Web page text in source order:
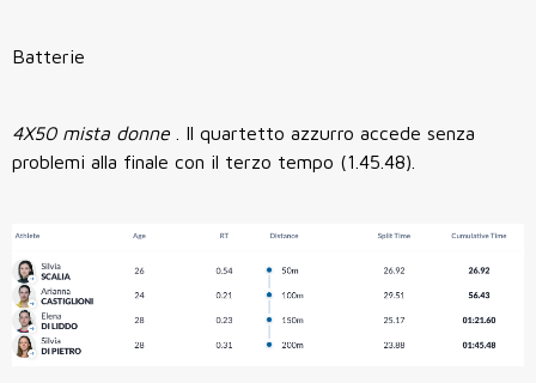
Batterie
4X50 mista donne
. Il quartetto azzurro accede senza
problemi alla finale con il terzo tempo (1.45.48).